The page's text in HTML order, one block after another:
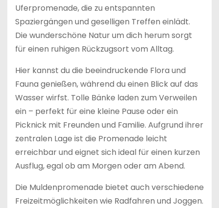
Uferpromenade, die zu entspannten
Spaziergängen und geselligen Treffen einlädt.
Die wunderschöne Natur um dich herum sorgt
für einen ruhigen Rückzugsort vom Alltag.
Hier kannst du die beeindruckende Flora und
Fauna genießen, während du einen Blick auf das
Wasser wirfst. Tolle Bänke laden zum Verweilen
ein – perfekt für eine kleine Pause oder ein
Picknick mit Freunden und Familie. Aufgrund ihrer
zentralen Lage ist die Promenade leicht
erreichbar und eignet sich ideal für einen kurzen
Ausflug, egal ob am Morgen oder am Abend.
Die Muldenpromenade bietet auch verschiedene
Freizeitmöglichkeiten wie Radfahren und Joggen.